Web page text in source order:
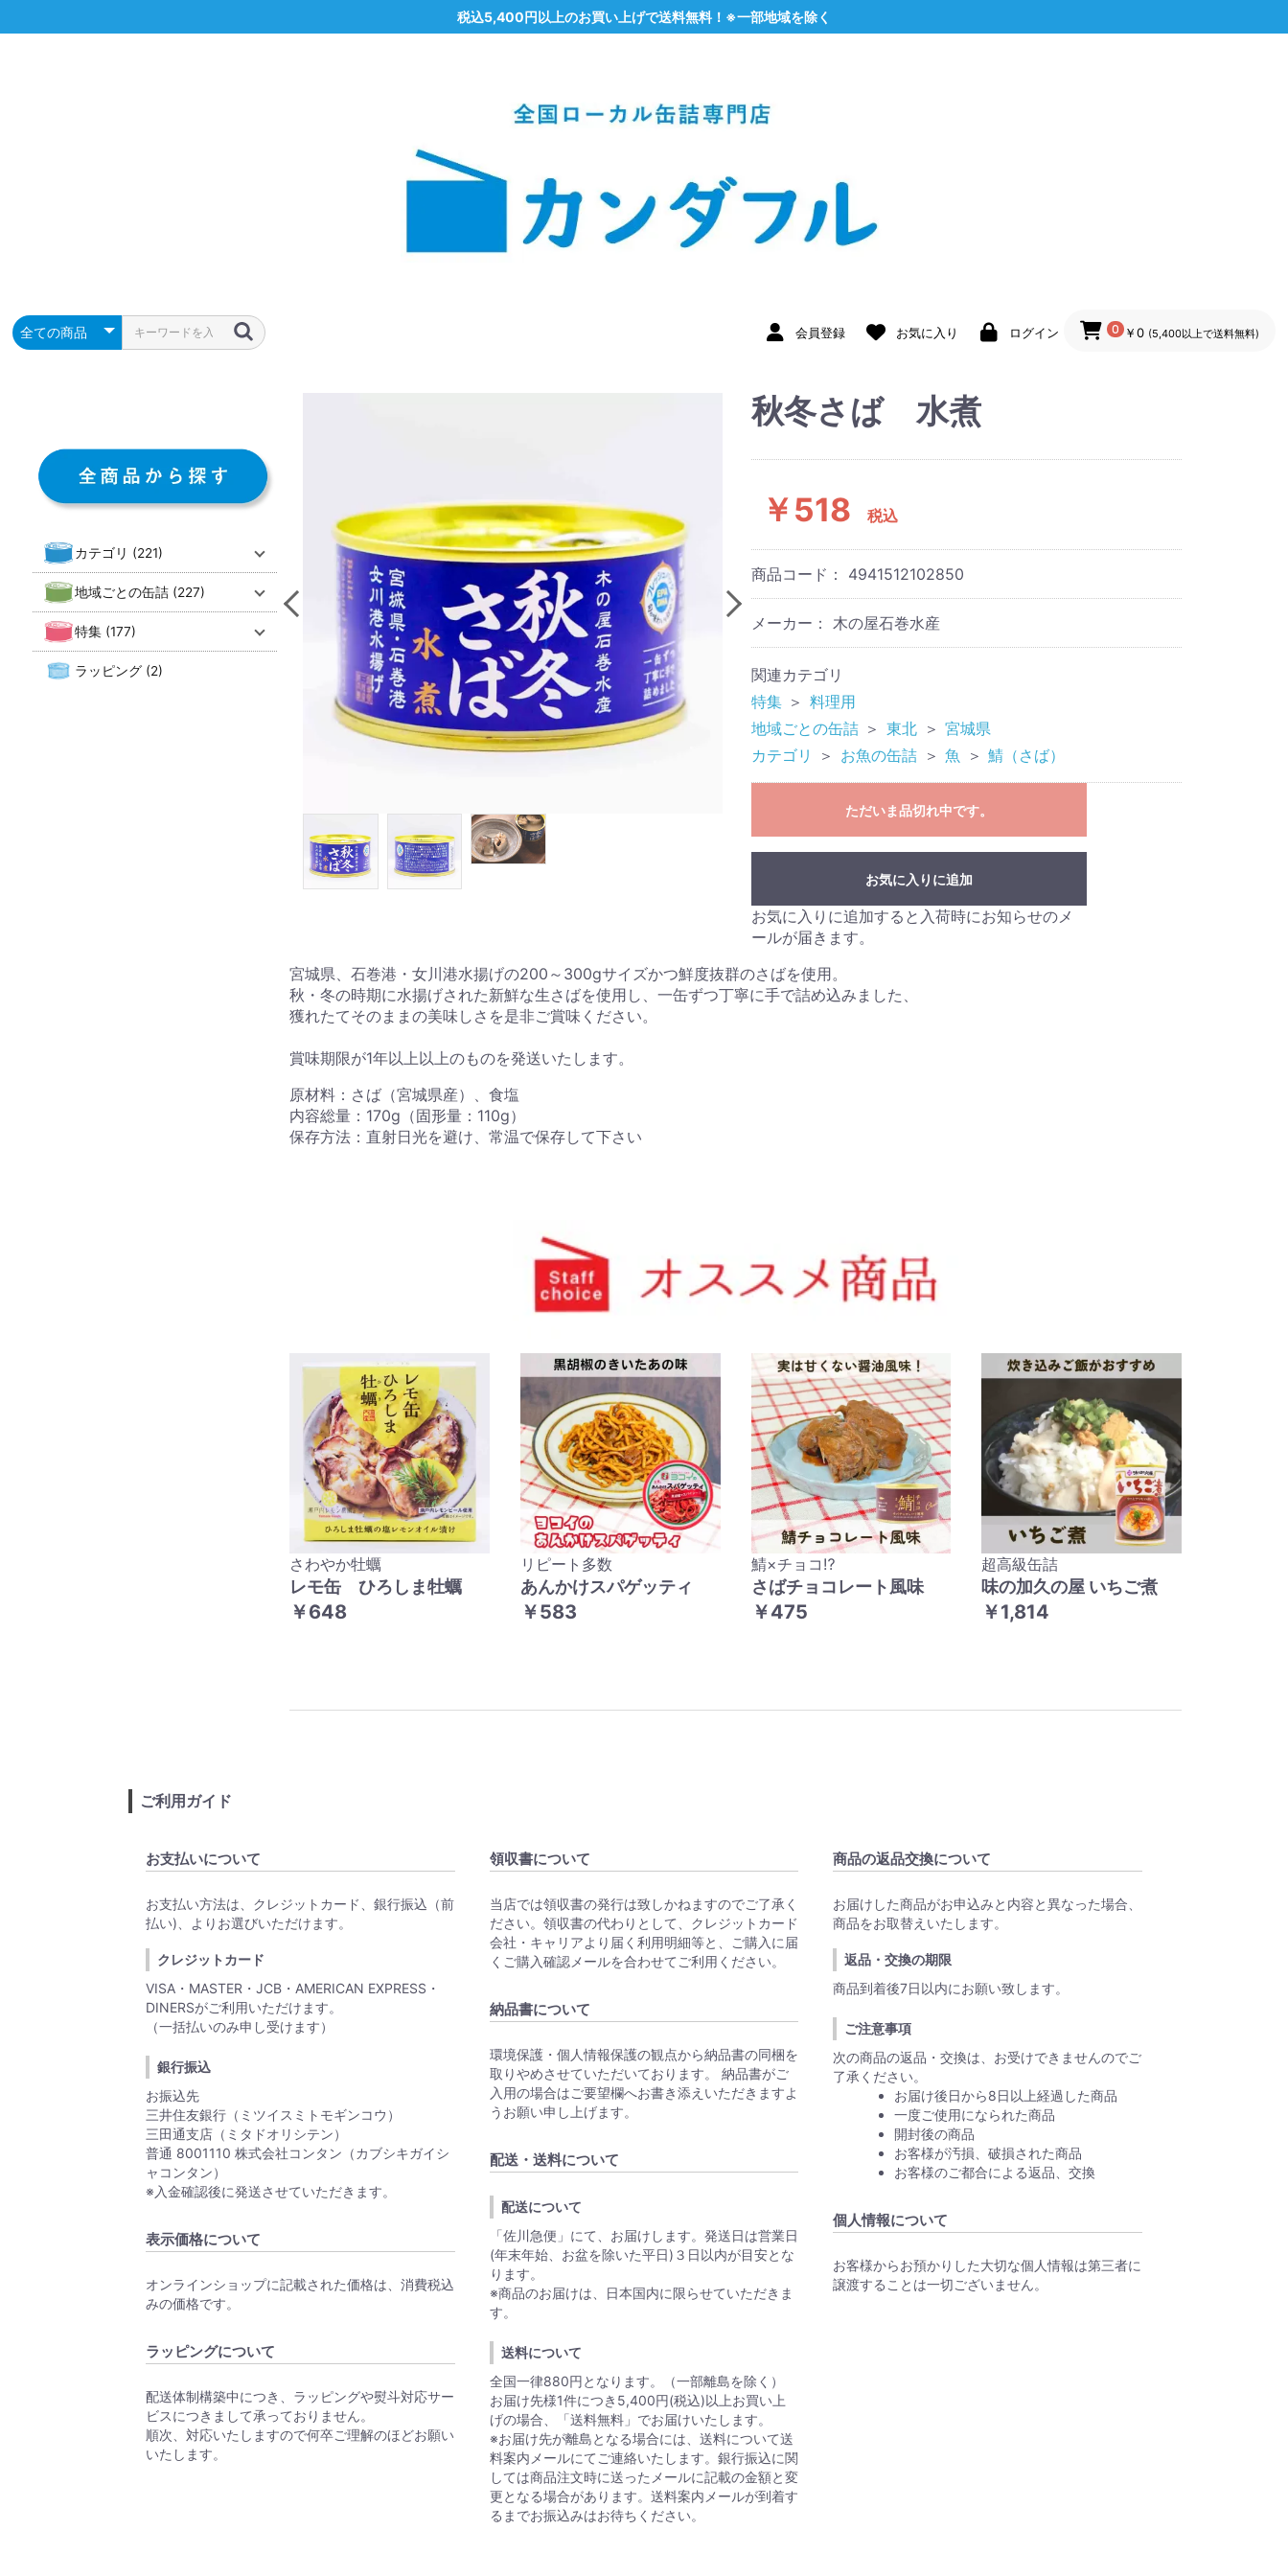
税込5,400円以上のお買い上げで送料無料！※一部地域を除く
会員登録 お気に入り ログイン 0 ￥0 (5,400以上で送料無料)
カテゴリ (221)
地域ごとの缶詰 (227)
特集 (177)
ラッピング (2)
秋冬さば 水煮
￥518 税込
商品コード： 4941512102850
メーカー： 木の屋石巻水産
関連カテゴリ
特集 ＞ 料理用
地域ごとの缶詰 ＞ 東北 ＞ 宮城県
カテゴリ
＞ お魚の缶詰 ＞ 魚 ＞ 鯖（さば）
ただいま品切れ中です。
お気に入りに追加
お気に入りに追加すると入荷時にお知らせのメ
ールが届きます。
宮城県、石巻港・女川港水揚げの200～300gサイズかつ鮮度抜群のさばを使用。
秋・冬の時期に水揚げされた新鮮な生さばを使用し、一缶ずつ丁寧に手で詰め込みました、
獲れたてそのままの美味しさを是非ご賞味ください。
賞味期限が1年以上以上のものを発送いたします。
原材料：さば（宮城県産）、食塩
内容総量：170g（固形量：110g）
保存方法：直射日光を避け、常温で保存して下さい
さわやか牡蠣
レモ缶 ひろしま牡蠣
￥648
リピート多数
あんかけスパゲッティ
￥583
鯖×チョコ⁉
さばチョコレート風味
￥475
超高級缶詰
味の加久の屋 いちご煮
￥1,814
ご利用ガイド
お支払いについて
お支払い方法は、クレジットカード、銀行振込（前
払い)、よりお選びいただけます。
クレジットカード
VISA・MASTER・JCB・AMERICAN EXPRESS・
DINERSがご利用いただけます。
（一括払いのみ申し受けます）
銀行振込
お振込先
三井住友銀行（ミツイスミトモギンコウ）
三田通支店（ミタドオリシテン）
普通 8001110 株式会社コンタン（カブシキガイシ
ャコンタン）
※入金確認後に発送させていただきます。
表示価格について
オンラインショップに記載された価格は、消費税込
みの価格です。
ラッピングについて
配送体制構築中につき、ラッピングや熨斗対応サー
ビスにつきまして承っておりません。
順次、対応いたしますので何卒ご理解のほどお願い
いたします。
領収書について
当店では領収書の発行は致しかねますのでご了承く
ださい。領収書の代わりとして、クレジットカード
会社・キャリアより届く利用明細等と、ご購入に届
くご購入確認メールを合わせてご利用ください。
納品書について
環境保護・個人情報保護の観点から納品書の同梱を
取りやめさせていただいております。 納品書がご
入用の場合はご要望欄へお書き添えいただきますよ
うお願い申し上げます。
配送・送料について
配送について
「佐川急便」にて、お届けします。発送日は営業日
(年末年始、お盆を除いた平日)３日以内が目安とな
ります。
※商品のお届けは、日本国内に限らせていただきま
す。
送料について
全国一律880円となります。（一部離島を除く）
お届け先様1件につき5,400円(税込)以上お買い上
げの場合、「送料無料」でお届けいたします。
※お届け先が離島となる場合には、送料について送
料案内メールにてご連絡いたします。銀行振込に関
しては商品注文時に送ったメールに記載の金額と変
更となる場合があります。送料案内メールが到着す
るまでお振込みはお待ちください。
商品の返品交換について
お届けした商品がお申込みと内容と異なった場合、
商品をお取替えいたします。
返品・交換の期限
商品到着後7日以内にお願い致します。
ご注意事項
次の商品の返品・交換は、お受けできませんのでご
了承ください。
お届け後日から8日以上経過した商品
一度ご使用になられた商品
開封後の商品
お客様が汚損、破損された商品
お客様のご都合による返品、交換
個人情報について
お客様からお預かりした大切な個人情報は第三者に
譲渡することは一切ございません。